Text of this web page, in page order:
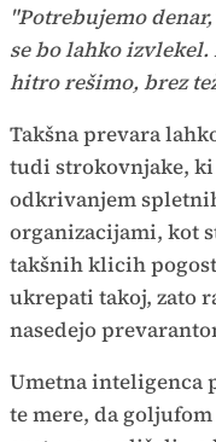
"Potrebujemo
se bo lahko
hitro rešimo, brez
Takšna prevara
tudi strokovnjake,
odkrivanjem
organizacijami, kot
takšnih klicih
ukrepati takoj, zato
nasedejo
Umetna inteligenca
te mere, da